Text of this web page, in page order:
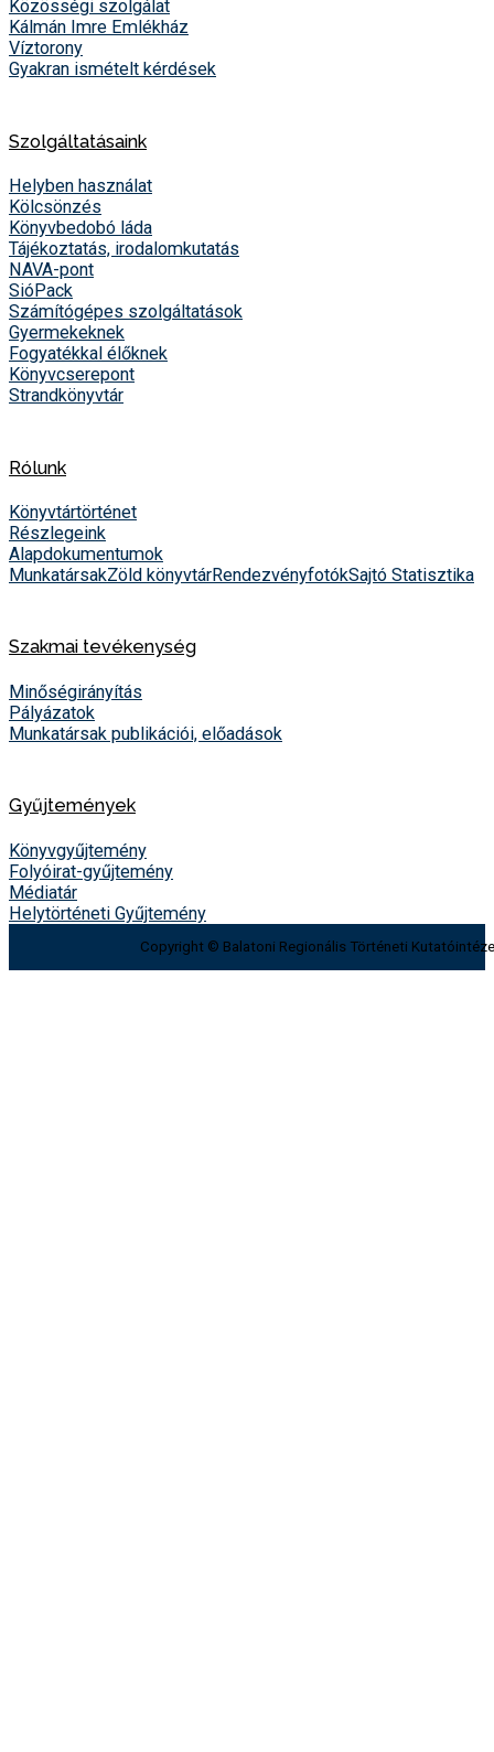
Közösségi szolgálat
Kálmán Imre Emlékház
Víztorony
Gyakran ismételt kérdések
Szolgáltatásaink
Helyben használat
Kölcsönzés
Könyvbedobó láda
Tájékoztatás, irodalomkutatás
NAVA-pont
SióPack
Számítógépes szolgáltatások
Gyermekeknek
Fogyatékkal élőknek
Könyvcserepont
Strandkönyvtár
Rólunk
Könyvtártörténet
Részlegeink
Alapdokumentumok
MunkatársakZöld könyvtárRendezvényfotókSajtó Statisztika
Szakmai tevékenység
Minőségirányítás
Pályázatok
Munkatársak publikációi, előadások
Gyűjtemények
Könyvgyűjtemény
Folyóirat-gyűjtemény
Médiatár
Helytörténeti Gyűjtemény
Copyright © Balatoni Regionális Történeti